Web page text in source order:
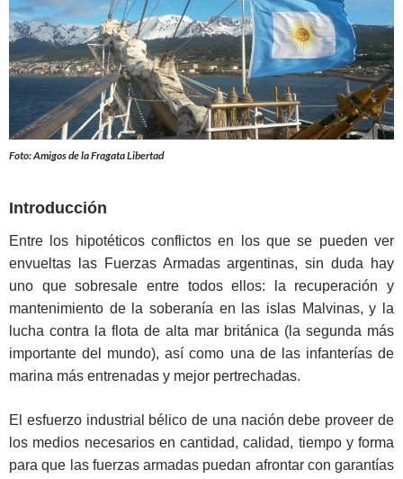
Foto: Amigos de la Fragata Libertad
Introducción
Entre los hipotéticos conflictos en los que se pueden ver
envueltas las Fuerzas Armadas argentinas, sin duda hay
uno que sobresale entre todos ellos: la recuperación y
mantenimiento de la soberanía en las islas Malvinas, y la
lucha contra la flota de alta mar británica (la segunda más
importante del mundo), así como una de las infanterías de
marina más entrenadas y mejor pertrechadas.
El esfuerzo industrial bélico de una nación debe proveer de
los medios necesarios en cantidad, calidad, tiempo y forma
para que las fuerzas armadas puedan afrontar con garantías